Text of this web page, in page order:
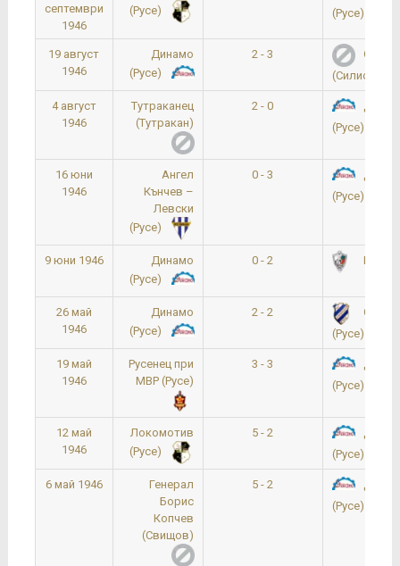
септември
1946
(Русе)
(Русе)
19 август
1946
Динамо
(Русе)
2 - 3
(Силистра)
4 август
1946
Тутраканец
(Тутракан)
2 - 0
(Русе)
16 юни
1946
Ангел
Кънчев –
Левски
(Русе)
0 - 3
(Русе)
9 юни 1946
Динамо
(Русе)
0 - 2 Юнак
26 май
1946
Динамо
(Русе)
2 - 2
(Русе)
19 май
1946
Русенец при
МВР (Русе)
3 - 3
(Русе)
12 май
1946
Локомотив
(Русе)
5 - 2
(Русе)
6 май 1946
Генерал
Борис
Копчев
(Свищов)
5 - 2
(Русе)